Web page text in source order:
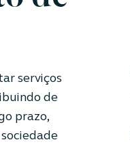
serviços
de
prazo,